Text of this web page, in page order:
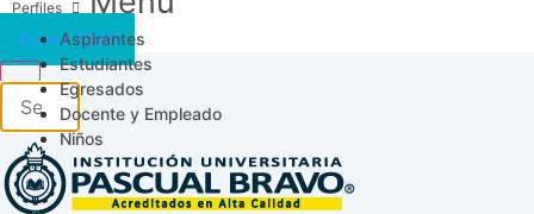
Aspirantes
Estudiantes
Egresados
Docente y Empleado
Niños
Acceso SICAU